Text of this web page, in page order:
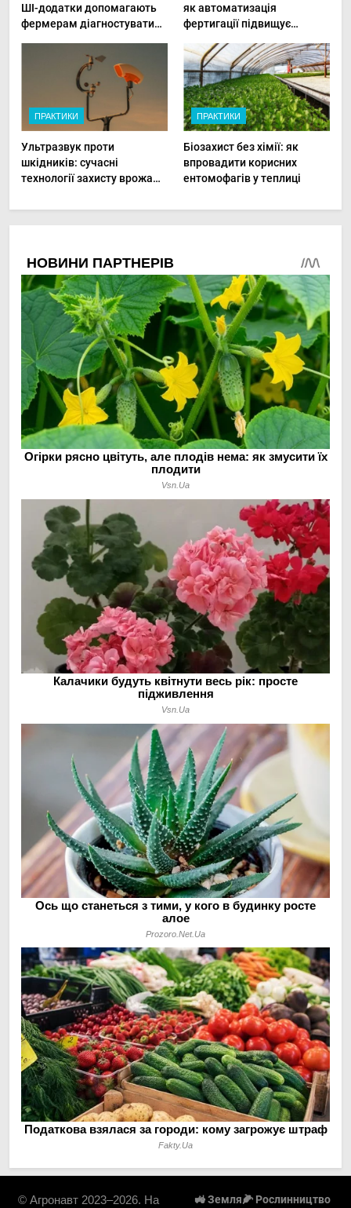
ШІ-додатки допомагають
фермерам діагностувати
як автоматизація
фертигації підвищує
ПРАКТИКИ
Ультразвук проти
шкідників: сучасні
технології захисту врожаю
ПРАКТИКИ
Біозахист без хімії: як
впровадити корисних
ентомофагів у теплиці
© Агронавт 2023–2026. На 🚜 Земля🌽 Рослинництво